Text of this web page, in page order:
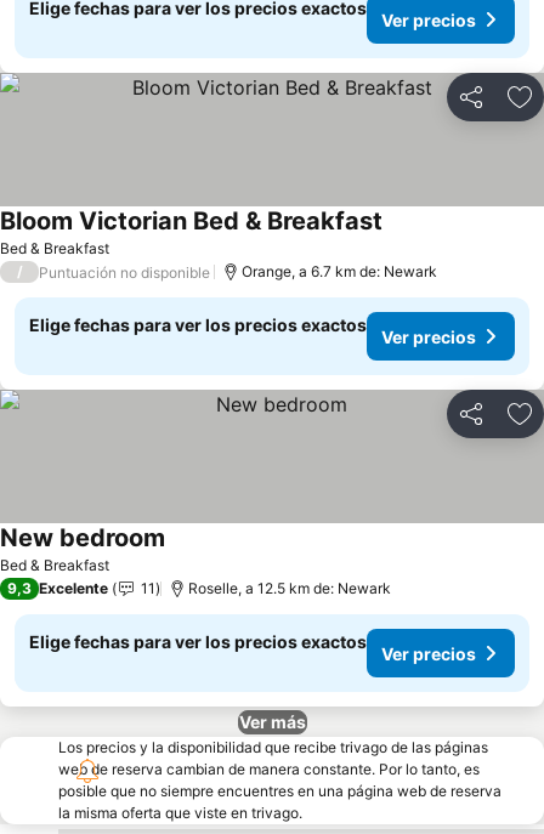
Elige fechas para ver los precios exactos
Ver precios
Compartir
Bed & Breakfast
Bloom Victorian Bed & Breakfast
/ Puntuación no disponible Orange, a 6.7 km de: Newark
Elige fechas para ver los precios exactos
Ver precios
Compartir
Bed & Breakfast
New bedroom
9,3 Excelente 11 Roselle, a 12.5 km de: Newark
Elige fechas para ver los precios exactos
Ver precios
Ver más
Los precios y la disponibilidad que recibe trivago de las páginas
web de reserva cambian de manera constante. Por lo tanto, es
posible que no siempre encuentres en una página web de reserva
la misma oferta que viste en trivago.